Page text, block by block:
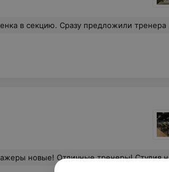
этом корты не на Жудро, а на другом конце Минска. Отказалась, сказали что перезвонят. "Жду" уже два месяца.
В солярии стоят новые лампы! Очень порадовали доступные цены! Рекомендую! Кстати, администратор был довольно вежливый и рассказал об акциях!